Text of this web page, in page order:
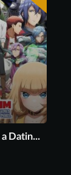
Trapped in a Dating Sim: The World of Otome Games is Tough for Mobs 2022